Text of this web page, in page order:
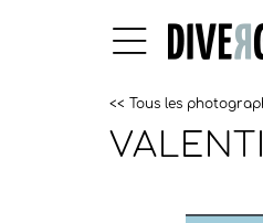
<< Tous les